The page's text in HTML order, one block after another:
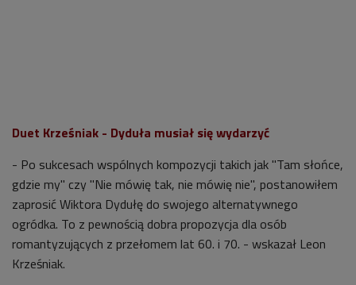
Duet Krześniak - Dyduła musiał się wydarzyć
- Po sukcesach wspólnych kompozycji takich jak "Tam słońce,
gdzie my" czy "Nie mówię tak, nie mówię nie", postanowiłem
zaprosić Wiktora Dydułę do swojego alternatywnego
ogródka. To z pewnością dobra propozycja dla osób
romantyzujących z przełomem lat 60. i 70. - wskazał Leon
Krześniak.